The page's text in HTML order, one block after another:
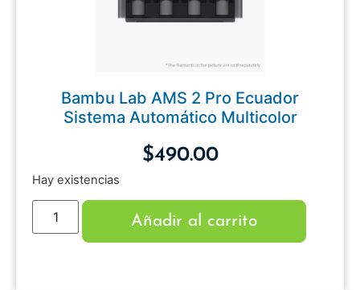
Bambu Lab AMS 2 Pro Ecuador
Sistema Automático Multicolor
$490.00
Hay existencias
Añadir al carrito